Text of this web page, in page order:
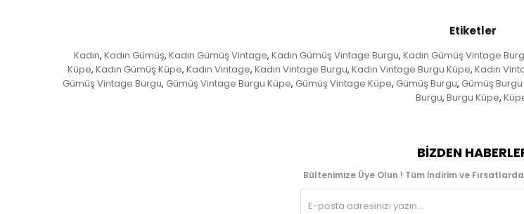
Etiketler
Kadın, Kadın Gümüş, Kadın Gümüş Vintage, Kadın Gümüş Vintage Burgu, Kadın Gümüş Vintage
Küpe, Kadın Gümüş Küpe, Kadın Vintage, Kadın Vintage Burgu, Kadın Vintage Burgu Küpe, Kadın
Gümüş Vintage Burgu, Gümüş Vintage Burgu Küpe, Gümüş Vintage Küpe, Gümüş Burgu, Gümüş
Burgu, Burgu Küpe,
BIZDEN
Bültenimize Üye Olun ! Tüm İndirim ve